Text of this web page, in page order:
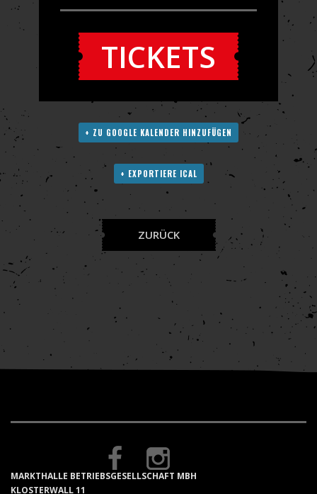
TICKETS
+ ZU GOOGLE KALENDER HINZUFÜGEN
+ EXPORTIERE ICAL
ZURÜCK
MARKTHALLE BETRIEBSGESELLSCHAFT MBH
KLOSTERWALL 11